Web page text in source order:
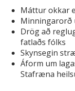
Máttur okkar
Minningarorð
Drög að
fatlaðs fólks
Skynsegin
Áform um
Stafræna